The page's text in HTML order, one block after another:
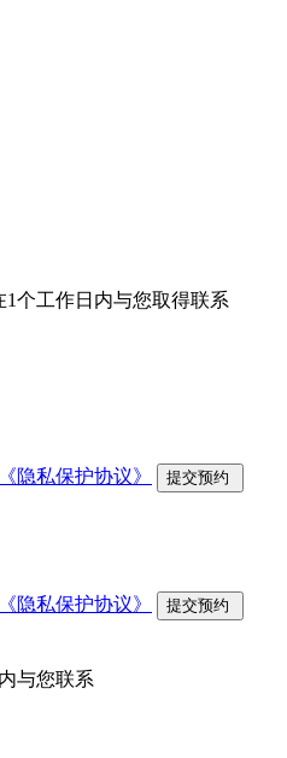
个工作日内与您取得联系
《隐私保护协议》 提交预约
《隐私保护协议》 提交预约
与您联系